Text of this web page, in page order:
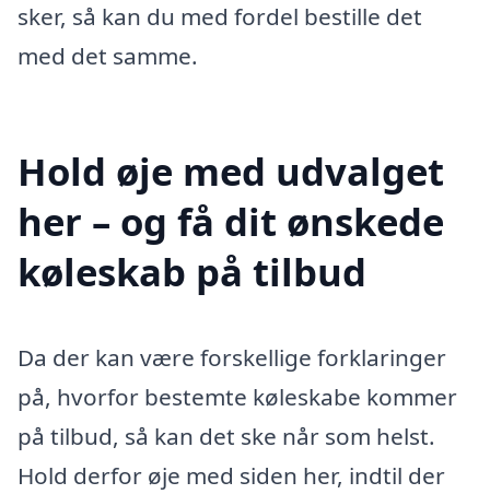
sker, så kan du med fordel bestille det
med det samme.
Hold øje med udvalget
her – og få dit ønskede
køleskab på tilbud
Da der kan være forskellige forklaringer
på, hvorfor bestemte køleskabe kommer
på tilbud, så kan det ske når som helst.
Hold derfor øje med siden her, indtil der